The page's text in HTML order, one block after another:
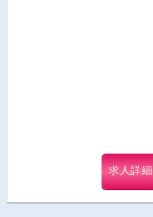
求人詳